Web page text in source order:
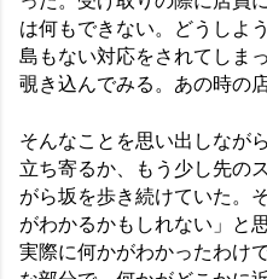
は何もできない。どうしよ
島もない対応をされてしま
覗き込んでみる。あの時の
そんなことを思い出しなが
立ち寄るか、もう少し先の
がら坂を歩き続けていた。
がわかるかもしれない」と
実際に何かがわかったわけ